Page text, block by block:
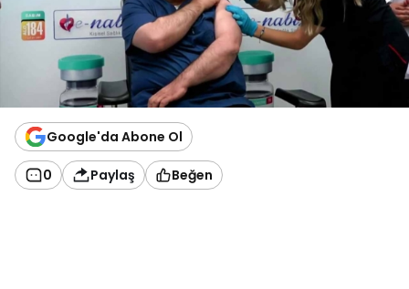
Google'da Abone Ol
0 Paylaş Beğen